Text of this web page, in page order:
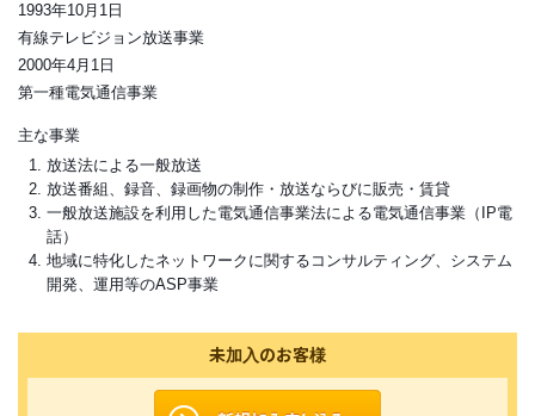
1993年10月1日
有線テレビジョン放送事業
2000年4月1日
第一種電気通信事業
主な事業
放送法による一般放送
放送番組、録音、録画物の制作・放送ならびに販売・賃貸
一般放送施設を利用した電気通信事業法による電気通信事業（IP電
話）
地域に特化したネットワークに関するコンサルティング、システム
開発、運用等のASP事業
未加入のお客様